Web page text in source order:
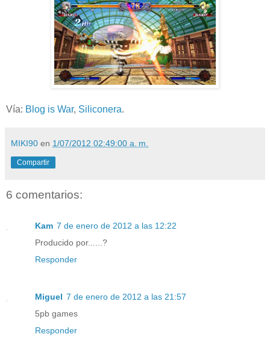
Vía: Blog is War, Siliconera.
MIKI90 en 1/07/2012 02:49:00 a. m.
Compartir
6 comentarios:
Kam 7 de enero de 2012 a las 12:22
Producido por......?
Responder
Miguel 7 de enero de 2012 a las 21:57
5pb games
Responder